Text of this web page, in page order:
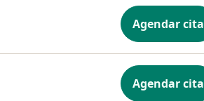
Agendar cita
Agendar cita